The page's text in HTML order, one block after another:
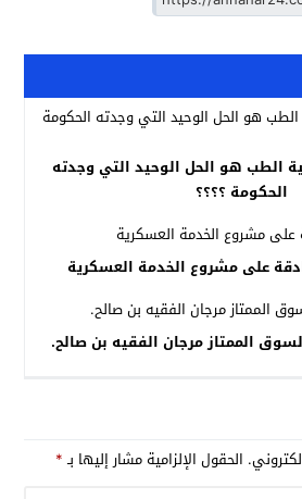
الطب هو الحل الوحيد التي وجدته
الحكومة ؟؟؟؟
على مشروع الخدمة العسكرية
الممتاز مرجان الفقيه بن صالح.
الحقول الإلزامية مشار إليها بـ*